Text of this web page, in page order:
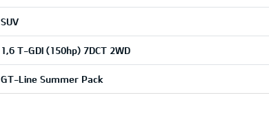
SUV
1,6 T-GDI (150hp) 7DCT 2WD
GT-Line Summer Pack